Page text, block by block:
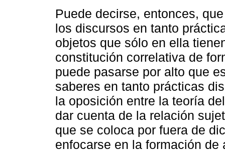
Puede decirse, entonces,
los discursos en tanto
objetos que sólo en ella
constitución correlativa de
puede pasarse por alto que
saberes en tanto prácticas
la oposición entre la teoría
dar cuenta de la relación
que se coloca por fuera de
enfocarse en la formación